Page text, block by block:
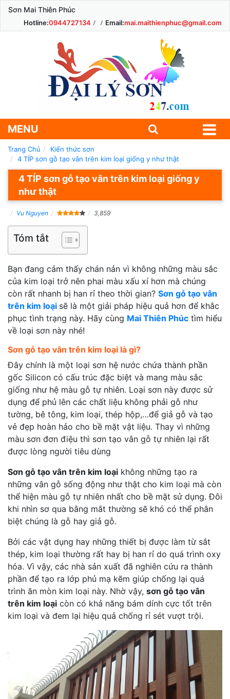
Sơn Mai Thiên Phúc
Hotline:0944727134 Email:mai.maithienphuc@gmail.com
MENU
Trang Chủ
Kiến thức sơn
4 TÍP sơn gỗ tạo vân trên kim loại giống y như thật
4 TÍP sơn gỗ tạo vân trên kim loại giống y
như thật
Vu Nguyen 3,859
Tóm tắt
Bạn đang cảm thấy chán nản vì không những màu sắc
của kim loại trở nên phai màu xấu xí hơn mà chúng
còn rất nhanh bị han rỉ theo thời gian? Sơn gỗ tạo vân
trên kim loại sẽ là một giải pháp hiệu quả hơn để khắc
phục tình trạng này. Hãy cùng Mai Thiên Phúc tìm hiểu
về loại sơn này nhé!
Sơn gỗ tạo vân trên kim loại là gì?
Đây chính là một loại sơn hệ nước chứa thành phần
gốc Silicon có cấu trúc đặc biệt và mang màu sắc
giống như hệ màu gỗ tự nhiên. Loại sơn này được sử
dụng để phủ lên các chất liệu không phải gỗ như
tường, bê tông, kim loại, thép hộp,…để giả gỗ và tạo
vẻ đẹp hoàn hảo cho bề mặt vật liệu. Thay vì những
màu sơn đơn điệu thì sơn tạo vân gỗ tự nhiên lại rất
được lòng người tiêu dùng
Sơn gỗ tạo vân trên kim loại không những tạo ra
những vân gỗ sống động như thật cho kim loại mà còn
thể hiện màu gỗ tự nhiên nhất cho bề mặt sử dụng. Đôi
khi nhìn sơ qua bằng mắt thường sẽ khó có thể phân
biệt chúng là gỗ hay giả gỗ.
Bởi các vật dụng hay những thiết bị được làm từ sắt
thép, kim loại thường rất hay bị han rỉ do quá trình oxy
hóa. Vì vậy, các nhà sản xuất đã nghiên cứu ra thành
phần để tạo ra lớp phủ mạ kẽm giúp chống lại quá
trình ăn mòn kim loại này. Nhờ vậy, sơn gỗ tạo vân
trên kim loại còn có khả năng bám dính cực tốt trên
kim loại và đem lại hiệu quả chống rỉ sét vượt trội.